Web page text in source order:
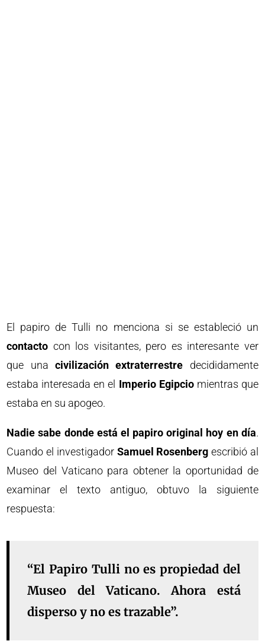
El papiro de Tulli no menciona si se estableció un
contacto con los visitantes, pero es interesante ver
que una civilización extraterrestre decididamente
estaba interesada en el Imperio Egipciomientras que
estaba en su apogeo.
Nadie sabe donde está el papiro original hoy en día.
Cuando el investigador Samuel Rosenberg escribió al
Museo del Vaticano para obtener la oportunidad de
examinar el texto antiguo, obtuvo la siguiente
respuesta:
“El Papiro Tulli no es propiedad del
Museo del Vaticano. Ahora está
disperso y no es trazable”.